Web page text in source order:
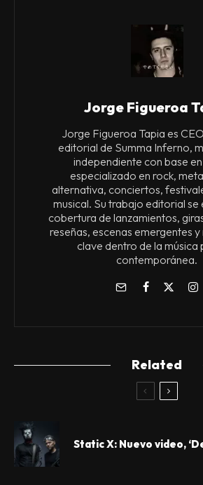
Jorge Figueroa
Jorge Figueroa Tapia es
editorial de Summa Inferno,
independiente con base
especializado en rock,
alternativa, conciertos,
musical. Su trabajo editorial se
cobertura de lanzamientos,
reseñas, escenas emergentes
clave dentro de la música
contemporánea.
Related
Static X: Nuevo video,